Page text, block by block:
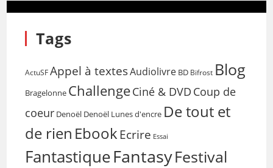
Tags
ActuSF Appel à textesAudiolivre BD Bifrost Blog
Bragelonne ChallengeCiné & DVD Coup de
coeur Denoël Denoël Lunes d'encre De tout et
de rien EbookEcrire Essai
FantastiqueFantasyFestival